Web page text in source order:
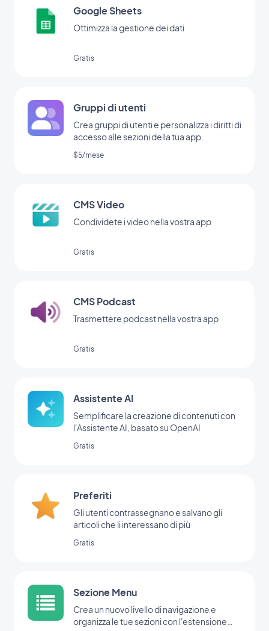
Google Sheets
Ottimizza la gestione dei dati
Gratis
Gruppi di utenti
Crea gruppi di utenti e personalizza i diritti di
accesso alle sezioni della tua app.
$5/mese
CMS Video
Condividete i video nella vostra app
Gratis
CMS Podcast
Trasmettere podcast nella vostra app
Gratis
Assistente AI
Semplificare la creazione di contenuti con
l'Assistente AI, basato su OpenAI
Gratis
Preferiti
Gli utenti contrassegnano e salvano gli
articoli che li interessano di più
Gratis
Sezione Menu
Crea un nuovo livello di navigazione e
organizza le tue sezioni con l'estensione